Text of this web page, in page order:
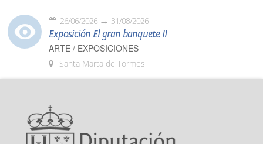
26/06/2026 31/08/2026
Exposición El gran banquete II
ARTE / EXPOSICIONES
Santa Marta de Tormes